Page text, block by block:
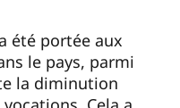
été portée aux
le pays, parmi
la diminution